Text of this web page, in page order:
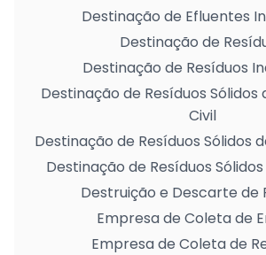
Destinação de Efluentes
Destinação de
Destinação de Resíduos
Destinação de Resíduos
Civil
Destinação de Resíduos Sólidos
Destinação de Resíduos
Destruição e Descarte de
Empresa de Coleta de
Empresa de Coleta de